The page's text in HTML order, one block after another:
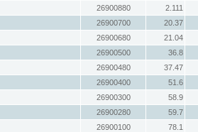
26900880
2.111
26900700
20.37
26900680
21.04
26900500
36.8
26900480
37.47
26900400
51.6
26900300
58.9
26900280
59.7
26900100
78.1